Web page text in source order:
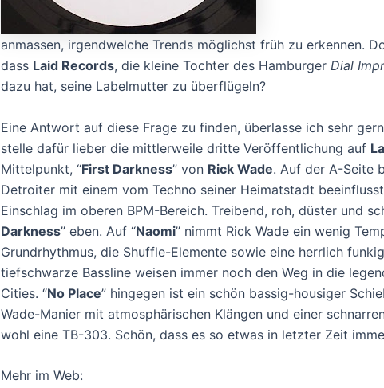
anmassen, irgendwelche Trends möglichst früh zu erkennen.
dass Laid Records, die kleine Tochter des Hamburger Dial
dazu hat, seine Labelmutter zu überflügeln?
Eine Antwort auf diese Frage zu finden, überlasse ich sehr
stelle dafür lieber die mittlerweile dritte Veröffentlichung auf
Mittelpunkt, “First Darkness” von Rick Wade. Auf der A-Seite
Detroiter mit einem vom Techno seiner Heimatstadt
Einschlag im oberen BPM-Bereich. Treibend, roh, düster und
Darkness” eben. Auf “Naomi” nimmt Rick Wade ein wenig
Grundrhythmus, die Shuffle-Elemente sowie eine herrlich
tiefschwarze Bassline weisen immer noch den Weg in die
Cities. “No Place” hingegen ist ein schön bassig-housiger
Wade-Manier mit atmosphärischen Klängen und einer
wohl eine TB-303. Schön, dass es so etwas in letzter Zeit
Mehr im Web: